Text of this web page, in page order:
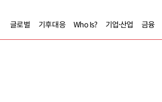
글로벌 기후대응 Who Is? 기업·산업 금융